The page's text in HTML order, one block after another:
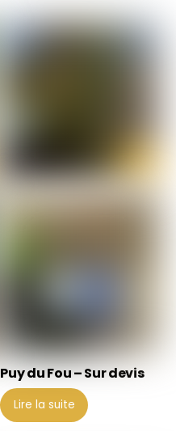
Puy du Fou – Sur devis
Lire la suite